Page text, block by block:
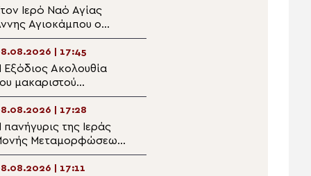
για την
Ιερό Ναό Αγίας
Αγιοκάμπου ο
Ιερώνυμος
| 17:45
Εξόδιος Ακολουθία
μακαριστού
Βιτζηλαίου
Πάρο
| 17:28
πανήγυρις της Ιεράς
Μεταμορφώσεως
Σωτήρος στο
| 17:11